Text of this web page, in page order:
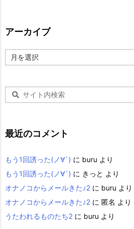
アーカイブ
ー
最近のコメント
もう1回誘った(ノ∀`) に buru より
もう1回誘った(ノ∀`) に きっと より
オナノコからメールきた♪2 に buru より
オナノコからメールきた♪2 に 匿名 より
うたわれるものたち2 に buru より